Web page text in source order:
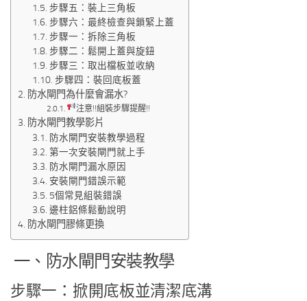
步驟五：裝上三角板
步驟六：最終檢查與鎖緊上蓋
步驟一：拆除三角板
步驟二：鬆開上蓋與旋鈕
步驟三：取出檔板並收納
步驟四：裝回底板蓋
防水閘門為什麼會漏水?
注意!!組裝步驟提醒!!
防水閘門教學影片
防水閘門安裝教學過程
第一次安裝閘門就上手
防水閘門漏水原因
安裝閘門錯誤示範
5個常見組裝錯誤
邊柱鋁條鬆動說明
防水閘門膠條更換
一、防水閘門安裝教學
步驟一：掀開底板並清潔底溝